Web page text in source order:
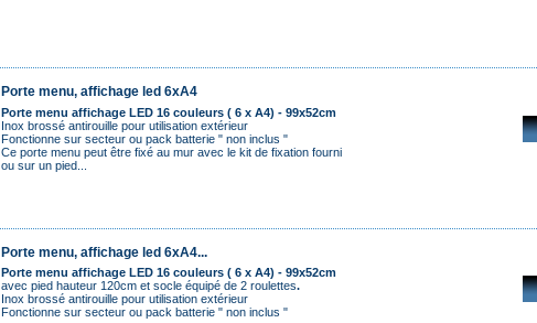
Porte menu, affichage led 6xA4
Porte menu affichage LED 16 couleurs ( 6 x A4) - 99x52cm
Inox brossé antirouille pour utilisation extérieur
Fonctionne sur secteur ou pack batterie " non inclus "
Ce porte menu peut être fixé au mur avec le kit de fixation fourni
ou sur un pied...
Porte menu, affichage led 6xA4...
Porte menu affichage LED 16 couleurs ( 6 x A4) - 99x52cm
avec pied hauteur 120cm et socle équipé de 2 roulettes.
Inox brossé antirouille pour utilisation extérieur
Fonctionne sur secteur ou pack batterie " non inclus "